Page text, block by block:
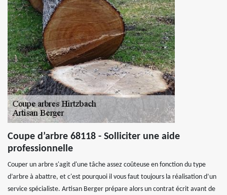
Coupe d’arbre 68118 - Solliciter une aide
professionnelle
Couper un arbre s'agit d'une tâche assez coûteuse en fonction du type
d’arbre à abattre, et c'est pourquoi il vous faut toujours la réalisation d’un
service spécialiste. Artisan Berger prépare alors un contrat écrit avant de